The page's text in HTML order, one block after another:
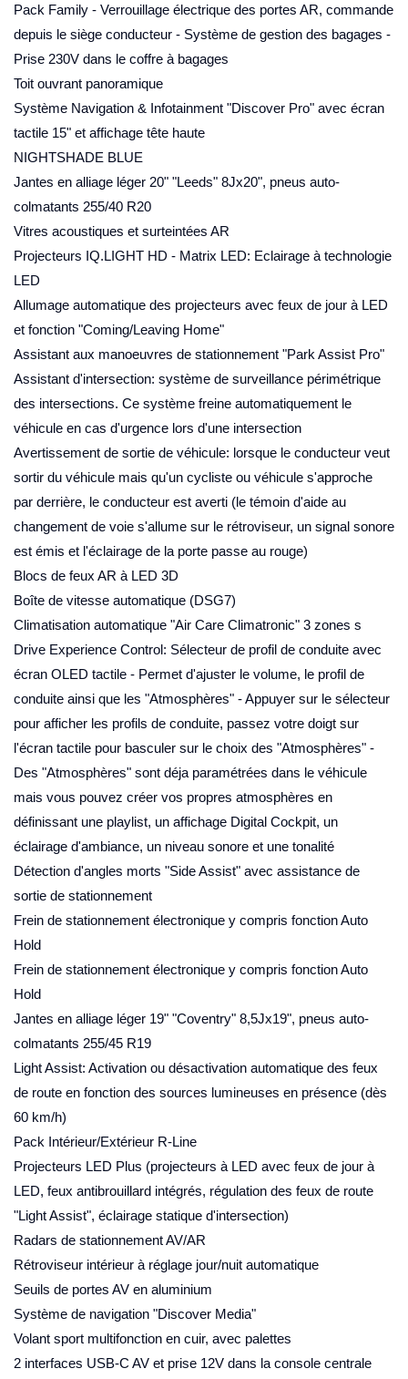
Pack Family - Verrouillage électrique des portes AR, commande
depuis le siège conducteur - Système de gestion des bagages -
Prise 230V dans le coffre à bagages
Toit ouvrant panoramique
Système Navigation & Infotainment "Discover Pro" avec écran
tactile 15" et affichage tête haute
NIGHTSHADE BLUE
Jantes en alliage léger 20" "Leeds" 8Jx20", pneus auto-
colmatants 255/40 R20
Vitres acoustiques et surteintées AR
Projecteurs IQ.LIGHT HD - Matrix LED: Eclairage à technologie
LED
Allumage automatique des projecteurs avec feux de jour à LED
et fonction "Coming/Leaving Home"
Assistant aux manoeuvres de stationnement "Park Assist Pro"
Assistant d'intersection: système de surveillance périmétrique
des intersections. Ce système freine automatiquement le
véhicule en cas d'urgence lors d'une intersection
Avertissement de sortie de véhicule: lorsque le conducteur veut
sortir du véhicule mais qu'un cycliste ou véhicule s'approche
par derrière, le conducteur est averti (le témoin d'aide au
changement de voie s'allume sur le rétroviseur, un signal sonore
est émis et l'éclairage de la porte passe au rouge)
Blocs de feux AR à LED 3D
Boîte de vitesse automatique (DSG7)
Climatisation automatique "Air Care Climatronic" 3 zones s
Drive Experience Control: Sélecteur de profil de conduite avec
écran OLED tactile - Permet d'ajuster le volume, le profil de
conduite ainsi que les "Atmosphères" - Appuyer sur le sélecteur
pour afficher les profils de conduite, passez votre doigt sur
l'écran tactile pour basculer sur le choix des "Atmosphères" -
Des "Atmosphères" sont déja paramétrées dans le véhicule
mais vous pouvez créer vos propres atmosphères en
définissant une playlist, un affichage Digital Cockpit, un
éclairage d'ambiance, un niveau sonore et une tonalité
Détection d'angles morts "Side Assist" avec assistance de
sortie de stationnement
Frein de stationnement électronique y compris fonction Auto
Hold
Frein de stationnement électronique y compris fonction Auto
Hold
Jantes en alliage léger 19" "Coventry" 8,5Jx19", pneus auto-
colmatants 255/45 R19
Light Assist: Activation ou désactivation automatique des feux
de route en fonction des sources lumineuses en présence (dès
60 km/h)
Pack Intérieur/Extérieur R-Line
Projecteurs LED Plus (projecteurs à LED avec feux de jour à
LED, feux antibrouillard intégrés, régulation des feux de route
"Light Assist", éclairage statique d'intersection)
Radars de stationnement AV/AR
Rétroviseur intérieur à réglage jour/nuit automatique
Seuils de portes AV en aluminium
Système de navigation "Discover Media"
Volant sport multifonction en cuir, avec palettes
2 interfaces USB-C AV et prise 12V dans la console centrale